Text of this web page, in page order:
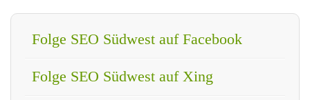
Folge SEO Südwest auf Facebook
Folge SEO Südwest auf Xing